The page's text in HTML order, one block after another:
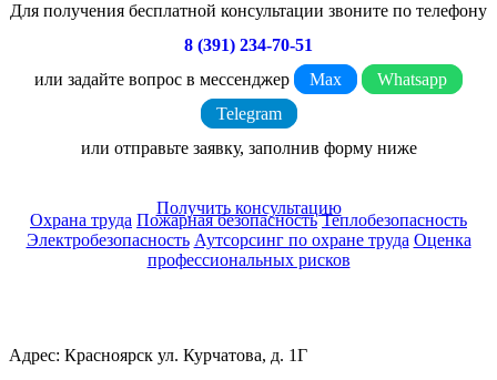
Для получения бесплатной консультации звоните по телефону
8 (391) 234-70-51
или задайте вопрос в мессенджер
Max
Whatsapp
Telegram
или отправьте заявку, заполнив форму ниже
Получить консультацию
Охрана труда Пожарная безопасность Теплобезопасность
Электробезопасность Аутсорсинг по охране труда Оценка
профессиональных рисков
Адрес: Красноярск ул. Курчатова, д. 1Г